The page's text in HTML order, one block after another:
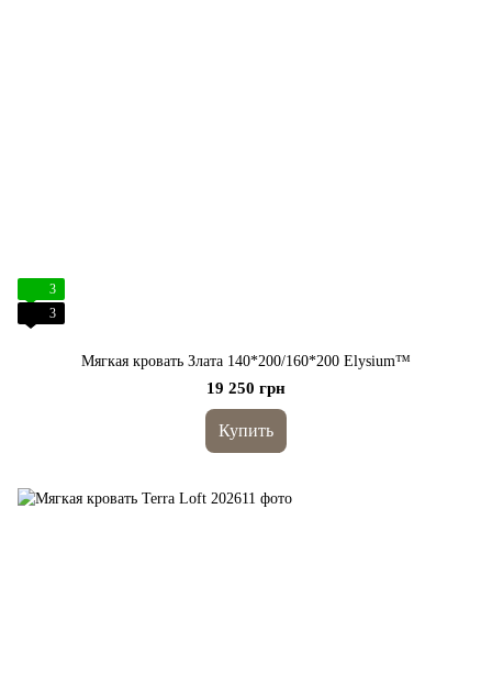
3
3
Мягкая кровать Злата 140*200/160*200 Elysium™
19 250 грн
Купить